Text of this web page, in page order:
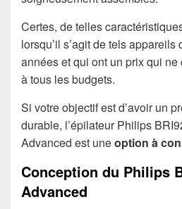
Certes, de telles
lorsqu’il s’agit de tels
années et qui ont un prix qui
à tous les budgets.
Si votre objectif est d’avoir un
durable, l’épilateur Philips
Advanced est uneoption à
Conception du Philips
Advanced